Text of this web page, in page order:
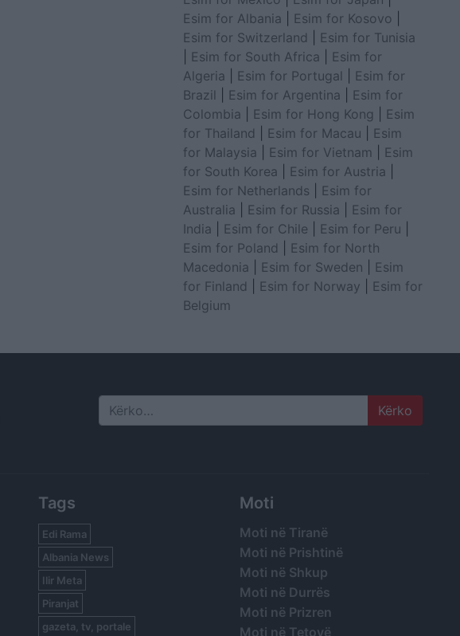
Esim for Albania
Esim for Kosovo
Esim for Switzerland
Esim for Tunisia
Esim for South Africa
Esim for
Algeria
Esim for Portugal
Esim for
Brazil
Esim for Argentina
Esim for
Colombia
Esim for Hong Kong
Esim
for Thailand
Esim for Macau
Esim
for Malaysia
Esim for Vietnam
Esim
for South Korea
Esim for Austria
Esim for Netherlands
Esim for
Australia
Esim for Russia
Esim for
India
Esim for Chile Esim for Peru
Esim for Poland
Esim for North
Macedonia
Esim for Sweden
Esim
for Finland
Esim for Norway
Esim for
Belgium
Search
Tags
Edi Rama
Albania News
Ilir Meta
Piranjat
gazeta, tv, portale
Moti
Moti në Tiranë
Moti në Prishtinë
Moti në Shkup
Moti në Durrës
Moti në Prizren
Moti në Tetovë